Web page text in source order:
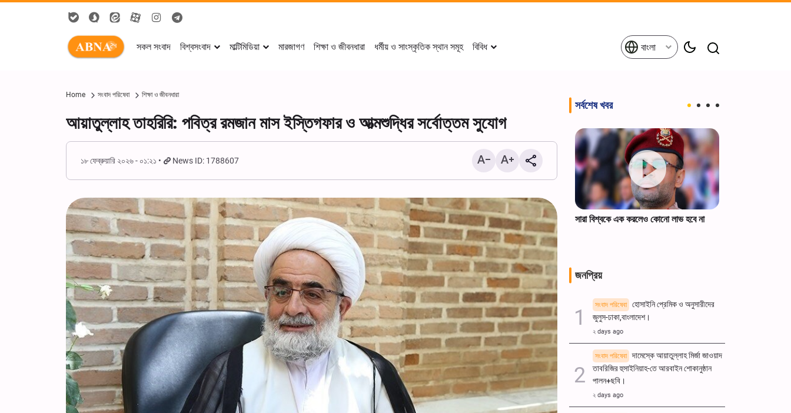
সকল সংবাদ বিশ্বসংবাদ মাল্টিমিডিয়া মারজাগণ শিক্ষা ও জীবনধারা ধর্মীয় ও সাংস্কৃতিক স্থান সমূহ বিবিধ বাংলা
Home সংবাদ পরিষেবা শিক্ষা ও জীবনধারা
আয়াতুল্লাহ তাহরিরি: পবিত্র রমজান মাস ইস্তিগফার ও আত্মশুদ্ধির সর্বোত্তম সুযোগ
১৮ ফেব্রুয়ারি ২০২৬ - ০১:২১ News ID: 1788607
সর্বশেষ খবর
‘ ইমাম রেযা (আ.)-এর খাদেমদের কাফেলার পক্ষ
থেকে বাইনুল-হারামাইনে শোকানুষ্ঠান।
সারা বিশ্বকে এক করলেও কোনো লাভ হবে না
জনপ্রিয়
সংবাদ পরিষেবা
হোসাইনি প্রেমিক ও অনুসারীদের
জুলুস-ঢাকা,বাংলাদেশ।
২ days ago
সংবাদ পরিষেবা
দামেস্কে আয়াতুল্লাহ মির্জা জাওয়াদ
তাবরিজির হুসাইনিয়াহ-তে আরবাইন শোকানুষ্ঠান
পালন+ছবি।
২ days ago